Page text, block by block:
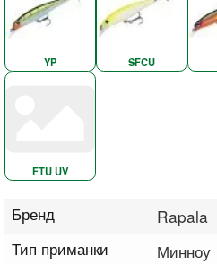
YP SFCU
FTU UV
Бренд
Rapala
Тип приманки
Минноу